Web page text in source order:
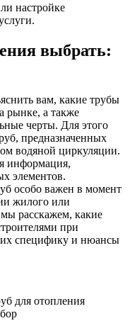
настройке
выбрать:
вам, какие трубы
рынке, а также
черты. Для этого
предназначенных
водяной циркуляции.
информация,
элементов.
особо важен в момент
жилого или
расскажем, какие
при
специфику и нюансы
для отопления